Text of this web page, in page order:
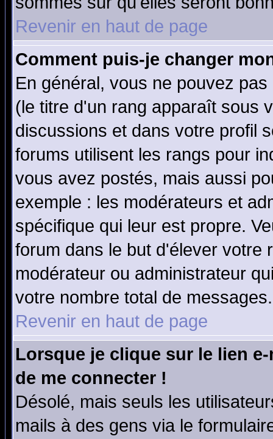
Revenir en haut de page
Comment puis-je changer
En général, vous ne pouvez
(le titre d'un rang apparaît sous
discussions et dans votre profil
forums utilisent les rangs pour
vous avez postés, mais aussi
exemple : les modérateurs et
spécifique qui leur est propre.
forum dans le but d'élever votre
modérateur ou administrateur
votre nombre total de messages.
Revenir en haut de page
Lorsque je clique sur le lien
de me connecter !
Désolé, mais seuls les
mails à des gens via le